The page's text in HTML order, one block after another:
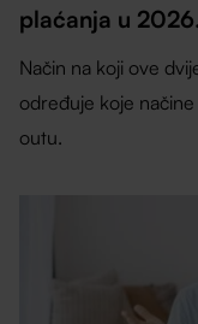
plaćanja u 2026.
Način na koji ove
određuje koje
outu.